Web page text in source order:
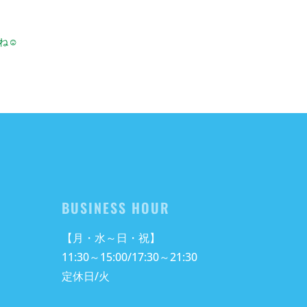
☺️
BUSINESS HOUR
【月・水～日・祝】
11:30～15:00/17:30～21:30
定休日/火